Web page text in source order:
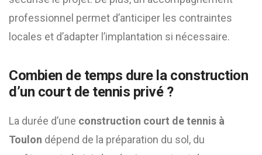
professionnel permet d’anticiper les contraintes
locales et d’adapter l’implantation si nécessaire.
Combien de temps dure la construction
d’un court de tennis privé ?
La durée d’une construction court de tennis à
Toulon dépend de la préparation du sol, du